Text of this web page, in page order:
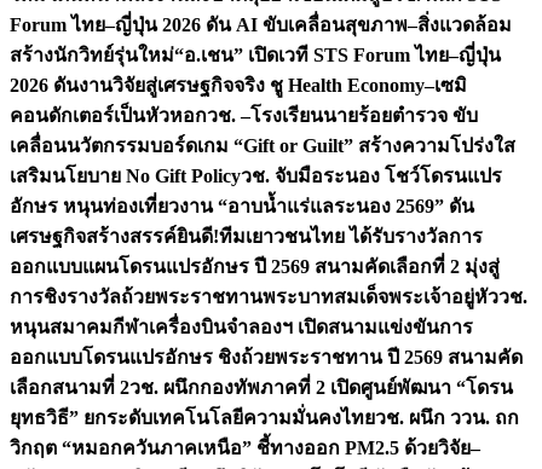
Forum ไทย–ญี่ปุ่น 2026 ดัน AI ขับเคลื่อนสุขภาพ–สิ่งแวดล้อม
สร้างนักวิทย์รุ่นใหม่“อ.เชน” เปิดเวที STS Forum ไทย–ญี่ปุ่น
2026 ดันงานวิจัยสู่เศรษฐกิจจริง ชู Health Economy–เซมิ
คอนดักเตอร์เป็นหัวหอกวช. –โรงเรียนนายร้อยตำรวจ ขับ
เคลื่อนนวัตกรรมบอร์ดเกม “Gift or Guilt” สร้างความโปร่งใส
เสริมนโยบาย No Gift Policyวช. จับมือระนอง โชว์โดรนแปร
อักษร หนุนท่องเที่ยวงาน “อาบน้ำแร่แลระนอง 2569” ดัน
เศรษฐกิจสร้างสรรค์ยินดี!ทีมเยาวชนไทย ได้รับรางวัลการ
ออกแบบแผนโดรนแปรอักษร ปี 2569 สนามคัดเลือกที่ 2 มุ่งสู่
การชิงรางวัลถ้วยพระราชทานพระบาทสมเด็จพระเจ้าอยู่หัววช.
หนุนสมาคมกีฬาเครื่องบินจำลองฯ เปิดสนามแข่งขันการ
ออกแบบโดรนแปรอักษร ชิงถ้วยพระราชทาน ปี 2569 สนามคัด
เลือกสนามที่ 2วช. ผนึกกองทัพภาคที่ 2 เปิดศูนย์พัฒนา “โดรน
ยุทธวิธี” ยกระดับเทคโนโลยีความมั่นคงไทยวช. ผนึก ววน. ถก
วิกฤต “หมอกควันภาคเหนือ” ชี้ทางออก PM2.5 ด้วยวิจัย–